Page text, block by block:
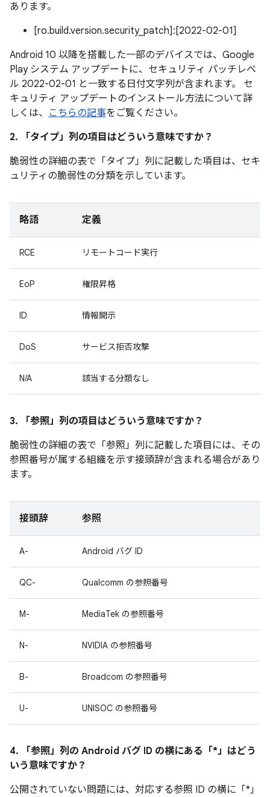
あります。
[ro.build.version.security_patch]:[2022-02-01]
Android 10 以降を搭載した一部のデバイスでは、Google
Play システム アップデートに、セキュリティ パッチレベ
ル 2022-02-01 と一致する日付文字列が含まれます。 セ
キュリティ アップデートのインストール方法について詳
しくは、 こちらの記事をご覧ください。
2. 「タイプ」 列の項目はどういう意味ですか？
脆弱性の詳細の表で「タイプ」 列に記載した項目は、セキ
ュリティの脆弱性の分類を示しています。
略語 定義
RCE リモートコード実行
EoP 権限昇格
ID 情報開示
DoS サービス拒否攻撃
N/A 該当する分類なし
3. 「参照」 列の項目はどういう意味ですか？
脆弱性の詳細の表で「参照」 列に記載した項目には、その
参照番号が属する組織を示す接頭辞が含まれる場合があり
ます。
接頭辞 参照
A- Android バグ ID
QC- Qualcomm の参照番号
M- MediaTek の参照番号
N- NVIDIA の参照番号
B- Broadcom の参照番号
U- UNISOC の参照番号
4. 「参照」 列の Android バグ ID の横にある「*」はどう
いう意味ですか？
公開されていない問題には、対応する参照 ID の横に「*」